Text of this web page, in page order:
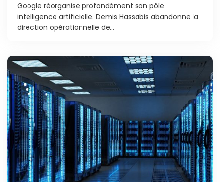
Google réorganise profondément son pôle
intelligence artificielle. Demis Hassabis abandonne la
direction opérationnelle de...